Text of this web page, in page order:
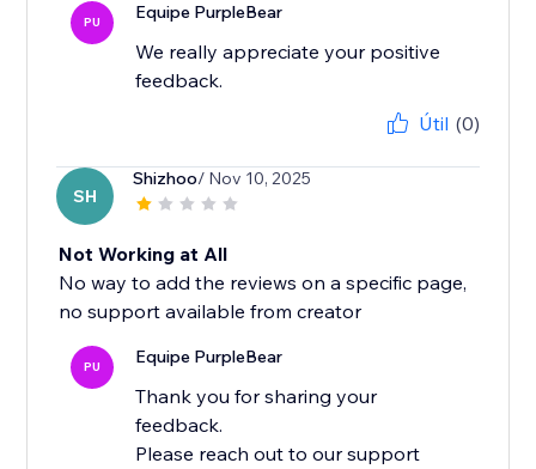
PU Equipe PurpleBear
We really appreciate your positive
feedback.
Útil (0)
SH
Shizhoo/ Nov 10, 2025
Not Working at All
No way to add the reviews on a specific page,
no support available from creator
PU Equipe PurpleBear
Thank you for sharing your
feedback.
Please reach out to our support